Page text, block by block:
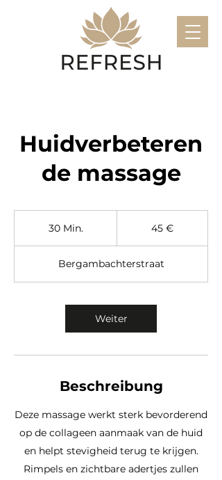
Huidverbeteren
de massage
30 Min.
i
n
45 €
Bergambachterstraat
Weiter
Beschreibung
Deze massage werkt sterk bevorderend
op de collageen aanmaak van de huid
en helpt stevigheid terug te krijgen.
Rimpels en zichtbare adertjes zullen